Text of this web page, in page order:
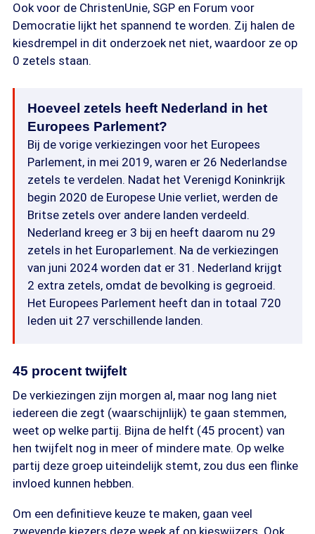
Ook voor de ChristenUnie, SGP en Forum voor
Democratie lijkt het spannend te worden. Zij halen de
kiesdrempel in dit onderzoek net niet, waardoor ze op
0 zetels staan.
Hoeveel zetels heeft Nederland in het
Europees Parlement?
Bij de vorige verkiezingen voor het Europees
Parlement, in mei 2019, waren er 26 Nederlandse
zetels te verdelen. Nadat het Verenigd Koninkrijk
begin 2020 de Europese Unie verliet, werden de
Britse zetels over andere landen verdeeld.
Nederland kreeg er 3 bij en heeft daarom nu 29
zetels in het Europarlement. Na de verkiezingen
van juni 2024 worden dat er 31. Nederland krijgt
2 extra zetels, omdat de bevolking is gegroeid.
Het Europees Parlement heeft dan in totaal 720
leden uit 27 verschillende landen.
45 procent twijfelt
De verkiezingen zijn morgen al, maar nog lang niet
iedereen die zegt (waarschijnlijk) te gaan stemmen,
weet op welke partij. Bijna de helft (45 procent) van
hen twijfelt nog in meer of mindere mate. Op welke
partij deze groep uiteindelijk stemt, zou dus een flinke
invloed kunnen hebben.
Om een definitieve keuze te maken, gaan veel
zwevende kiezers deze week af op kieswijzers. Ook